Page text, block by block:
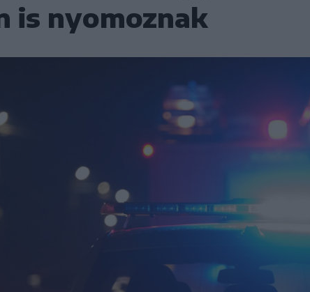
is nyomoznak